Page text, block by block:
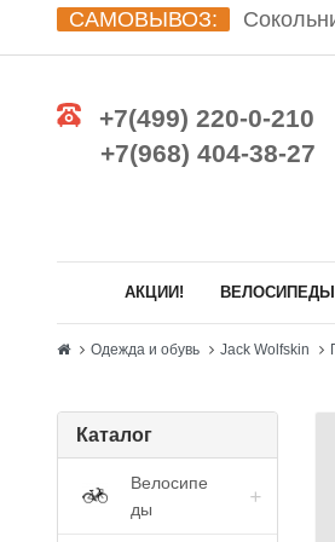
САМОВЫВОЗ:
+7(499) 220-0-210
+7(968) 404-38-27
АКЦИИ! ВЕЛОСИПЕДЫ
Одежда и обувь Jack Wolfskin
Каталог
Велосипе
ды